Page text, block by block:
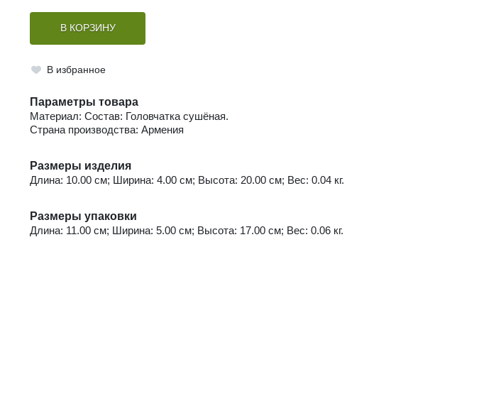
В КОРЗИНУ
В избранное
Параметры товара
Материал: Состав: Головчатка сушёная.
Страна производства: Армения
Размеры изделия
Длина: 10.00 см; Ширина: 4.00 см; Высота: 20.00 см; Вес: 0.04 кг.
Размеры упаковки
Длина: 11.00 см; Ширина: 5.00 см; Высота: 17.00 см; Вес: 0.06 кг.